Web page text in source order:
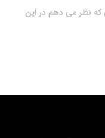
که نظر می دهم در این